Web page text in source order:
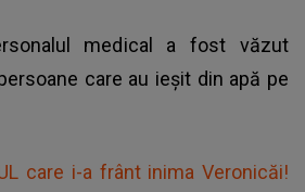
medical a fost văzut
care au ieșit din apă pe
care i-a frânt inima Veronicăi!